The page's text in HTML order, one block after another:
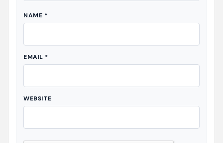
NAME *
EMAIL *
WEBSITE